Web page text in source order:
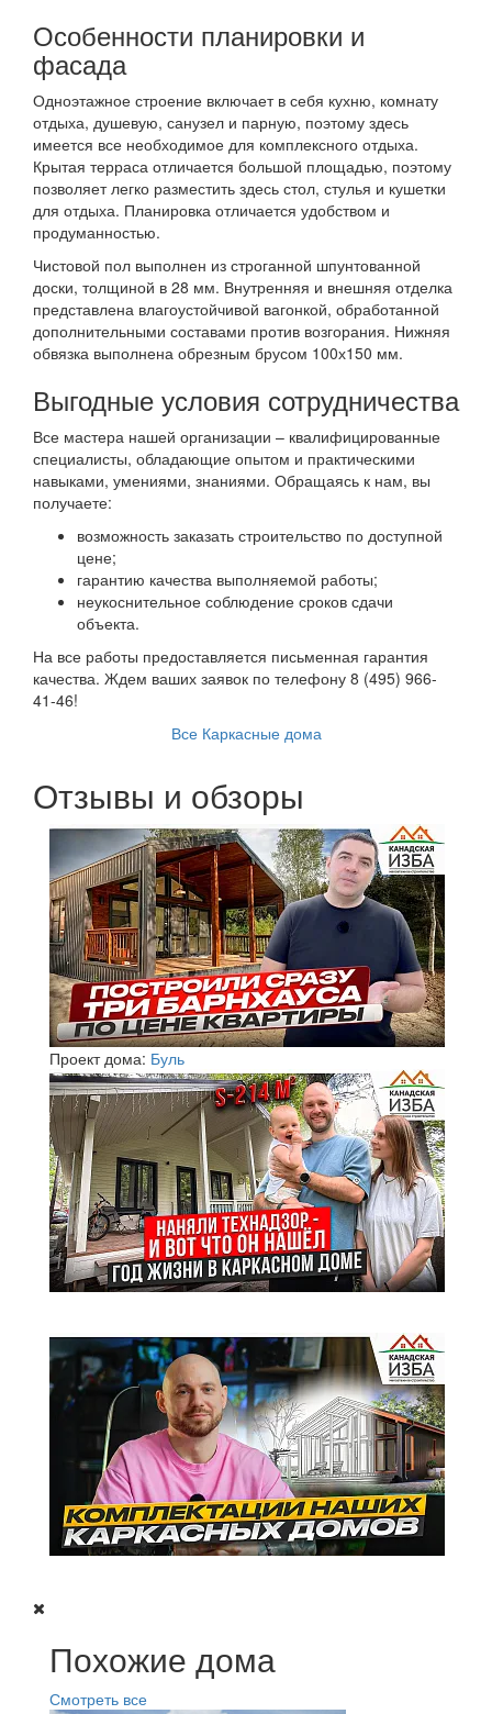
Особенности планировки и
фасада
Одноэтажное строение включает в себя кухню, комнату
отдыха, душевую, санузел и парную, поэтому здесь
имеется все необходимое для комплексного отдыха.
Крытая терраса отличается большой площадью, поэтому
позволяет легко разместить здесь стол, стулья и кушетки
для отдыха. Планировка отличается удобством и
продуманностью.
Чистовой пол выполнен из строганной шпунтованной
доски, толщиной в 28 мм. Внутренняя и внешняя отделка
представлена влагоустойчивой вагонкой, обработанной
дополнительными составами против возгорания. Нижняя
обвязка выполнена обрезным брусом 100х150 мм.
Выгодные условия сотрудничества
Все мастера нашей организации – квалифицированные
специалисты, обладающие опытом и практическими
навыками, умениями, знаниями. Обращаясь к нам, вы
получаете:
возможность заказать строительство по доступной
цене;
гарантию качества выполняемой работы;
неукоснительное соблюдение сроков сдачи
объекта.
На все работы предоставляется письменная гарантия
качества. Ждем ваших заявок по телефону 8 (495) 966-
41-46!
Все Каркасные дома
Отзывы и обзоры
Проект дома: Буль
Похожие дома
Смотреть все